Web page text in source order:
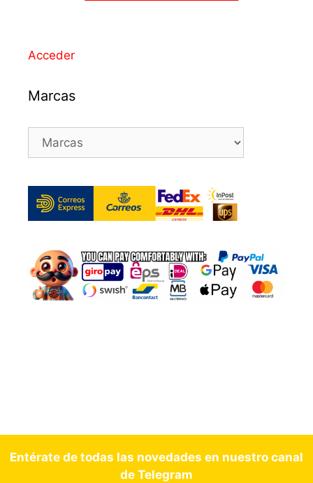
Acceder
Marcas
Entérate de todas las novedades en nuestro canal
de Telegram